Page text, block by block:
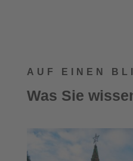
AUF EINEN
Was Sie